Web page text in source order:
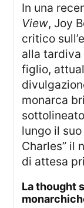
In una
View, Joy
critico
alla tardiva
figlio,
monarca
lungo il
Charles” il
di attesa
La thought sulle “limitazioni di mandato”